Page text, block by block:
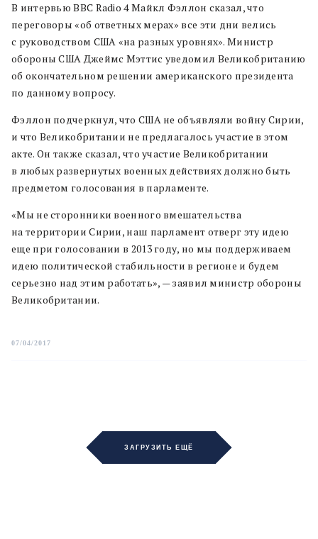
В интервью BBC Radio 4 Майкл Фэллон сказал, что
переговоры «об ответных мерах» все эти дни велись
с руководством США «на разных уровнях». Министр
обороны США Джеймс Мэттис уведомил Великобританию
об окончательном решении американского президента
по данному вопросу.
Фэллон подчеркнул, что США не объявляли войну Сирии,
и что Великобритании не предлагалось участие в этом
акте. Он также сказал, что участие Великобритании
в любых развернутых военных действиях должно быть
предметом голосования в парламенте.
«Мы не сторонники военного вмешательства
на территории Сирии, наш парламент отверг эту идею
еще при голосовании в 2013 году, но мы поддерживаем
идею политической стабильности в регионе и будем
серьезно над этим работать», — заявил министр обороны
Великобритании.
07/04/2017
ЗАГРУЗИТЬ ЕЩЁ